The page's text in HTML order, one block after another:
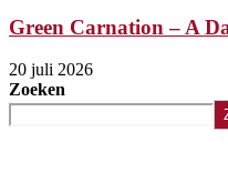
Green Carnation – A
20 juli 2026
Zoeken